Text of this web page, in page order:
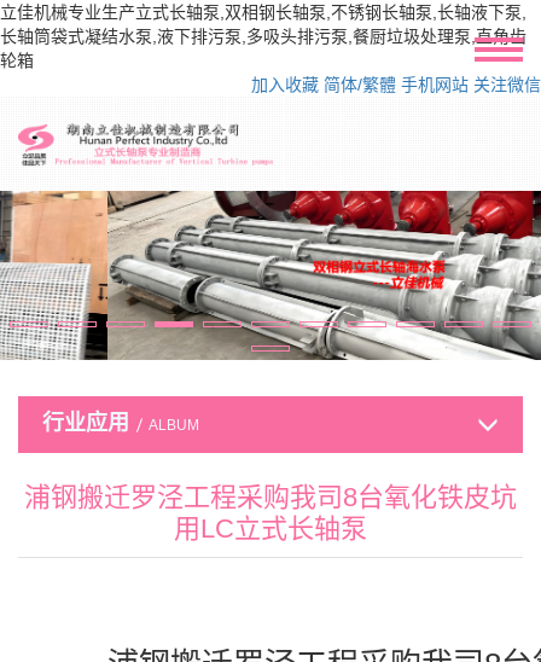
立佳机械专业生产立式长轴泵,双相钢长轴泵,不锈钢长轴泵,长轴液下泵,
长轴筒袋式凝结水泵,液下排污泵,多吸头排污泵,餐厨垃圾处理泵,直角齿
轮箱
加入收藏 简体/繁體 手机网站 关注微信
行业应用 ALBUM
浦钢搬迁罗泾工程采购我司8台氧化铁皮坑
用LC立式长轴泵